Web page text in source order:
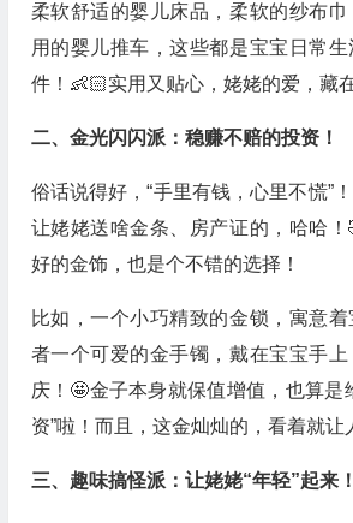
柔软舒适的婴儿床品，柔软的纱布
用的婴儿推车，这些都是宝宝日常
件！👶🏻实用又贴心，姥姥的爱，藏
二、金光闪闪派：稳赚不赔的投资！
俗话说得好，“手里有钱，心里不慌”
让姥姥送啥金条、房产证的，哈哈
好的金饰，也是个不错的选择！
比如，一个小巧精致的金锁，寓意
者一个可爱的金手镯，戴在宝宝手
庆！🤩金子本身就保值增值，也算是
资”啦！而且，这金灿灿的，看着就让
三、趣味搞怪派：让姥姥“年轻”起来！